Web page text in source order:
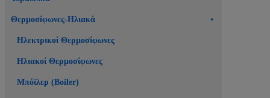
Θερμοσίφωνες-Ηλιακά
Ηλεκτρικοί Θερμοσίφωνες
Ηλιακοί Θερμοσίφωνες
Μπόϊλερ (Boiler)